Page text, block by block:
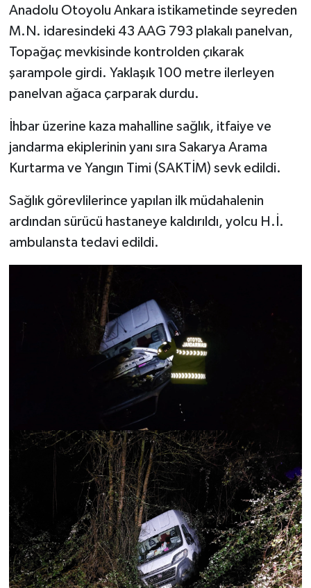
Anadolu Otoyolu Ankara istikametinde seyreden
M.N. idaresindeki 43 AAG 793 plakalı panelvan,
Topağaç mevkisinde kontrolden çıkarak
şarampole girdi. Yaklaşık 100 metre ilerleyen
panelvan ağaca çarparak durdu.
İhbar üzerine kaza mahalline sağlık, itfaiye ve
jandarma ekiplerinin yanı sıra Sakarya Arama
Kurtarma ve Yangın Timi (SAKTİM) sevk edildi.
Sağlık görevlilerince yapılan ilk müdahalenin
ardından sürücü hastaneye kaldırıldı, yolcu H.İ.
ambulansta tedavi edildi.